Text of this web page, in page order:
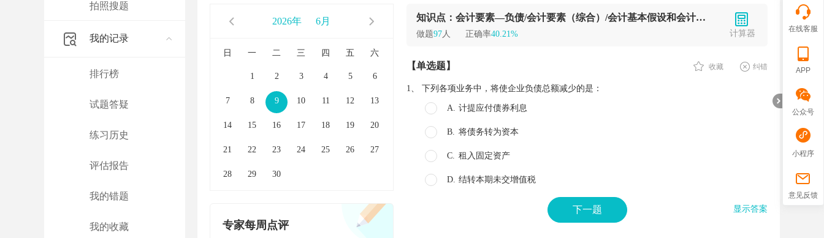
拍照搜题
我的记录
排行榜
试题答疑
练习历史
评估报告
我的错题
我的收藏
2026年 6月
日 一 二 三 四 五 六
1 2 3 4 5 6
7 8 9 10 11 12 13
14 15 16 17 18 19 20
21 22 23 24 25 26 27
28 29 30
专家每周点评
知识点：会计要素—负债/会计要素（综合）/会计基本假设和会计基础
做题97人 正确率40.21% 计算器
【单选题】 收藏 纠错
1、 下列各项业务中，将使企业负债总额减少的是：
A. 计提应付债券利息
B. 将债务转为资本
C. 租入固定资产
D. 结转本期未交增值税
下一题 显示答案
在线客服
APP
公众号
小程序
意见反馈